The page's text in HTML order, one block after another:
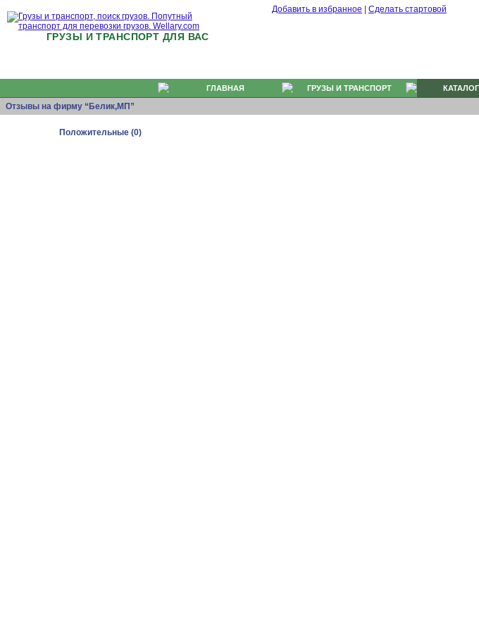
ГРУЗЫ И ТРАНСПОРТ ДЛЯ ВАС
Добавить в избранное Сделать стартовой
ГЛАВНАЯ ГРУЗЫ И ТРАНСПОРТ
Отзывы на фирму “Белик,МП”
Положительные (0)